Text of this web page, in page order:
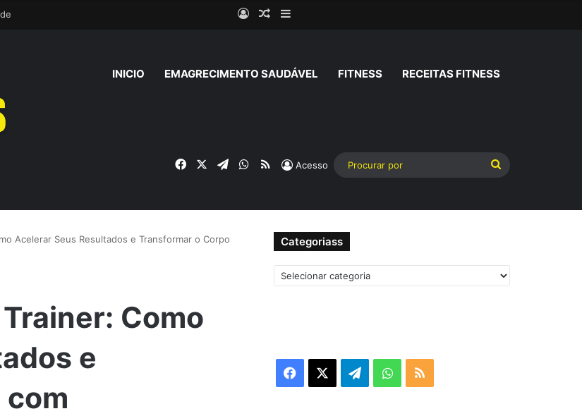
EntrarArtigo aleatório
Barra Lateral
INICIO EMAGRECIMENTO SAUDÁVEL FITNESS RECEITAS FITNESS
FacebookTelegramWhatsApp
RSS Acesso
Acelerar Seus Resultados e Transformar o Corpo
Como
e
Categoriass
Categoriass
Facebook TelegramWhatsApp
RSS